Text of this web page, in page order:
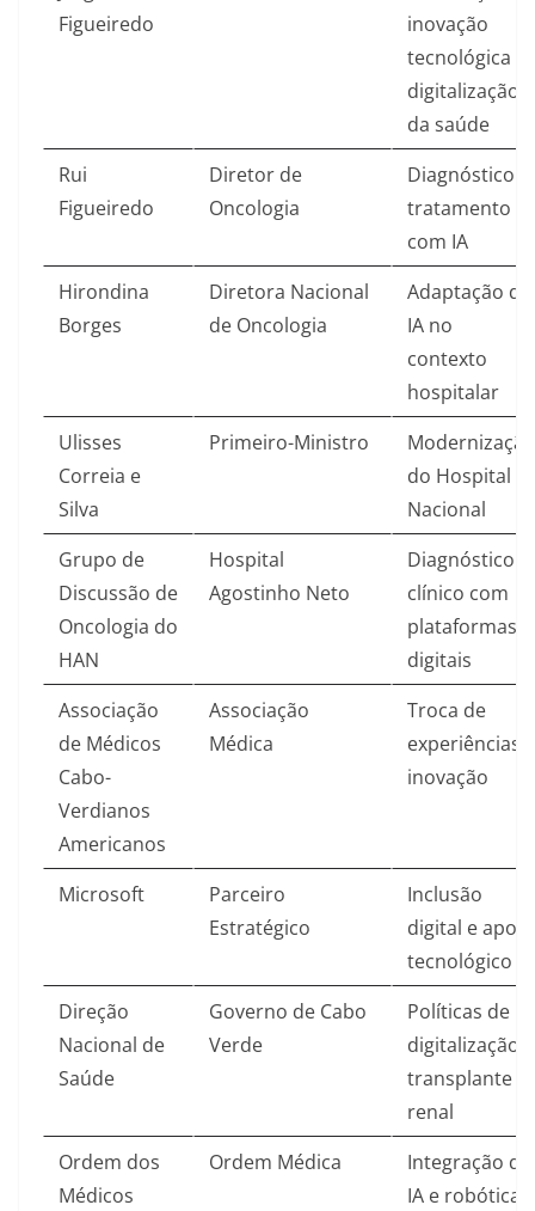
Figueiredo
inovação
tecnológica e
digitalização
da saúde​
Rui
Figueiredo
Diretor de
Oncologia
Diagnóstico e
tratamento
com IA​
Hirondina
Borges
Diretora Nacional
de Oncologia
Adaptação de
IA no
contexto
hospitalar​
Ulisses
Correia e
Silva
Primeiro-Ministro
Modernização
do Hospital
Nacional​
Grupo de
Discussão de
Oncologia do
HAN
Hospital
Agostinho Neto
Diagnóstico
clínico com
plataformas
digitais​
Associação
de Médicos
Cabo-
Verdianos
Americanos
Associação
Médica
Troca de
experiências e
inovação​
Microsoft
Parceiro
Estratégico
Inclusão
digital e apoio
tecnológico​
Direção
Nacional de
Saúde
Governo de Cabo
Verde
Políticas de
digitalização e
transplante
renal​
Ordem dos
Médicos
Ordem Médica
Integração de
IA e robótica